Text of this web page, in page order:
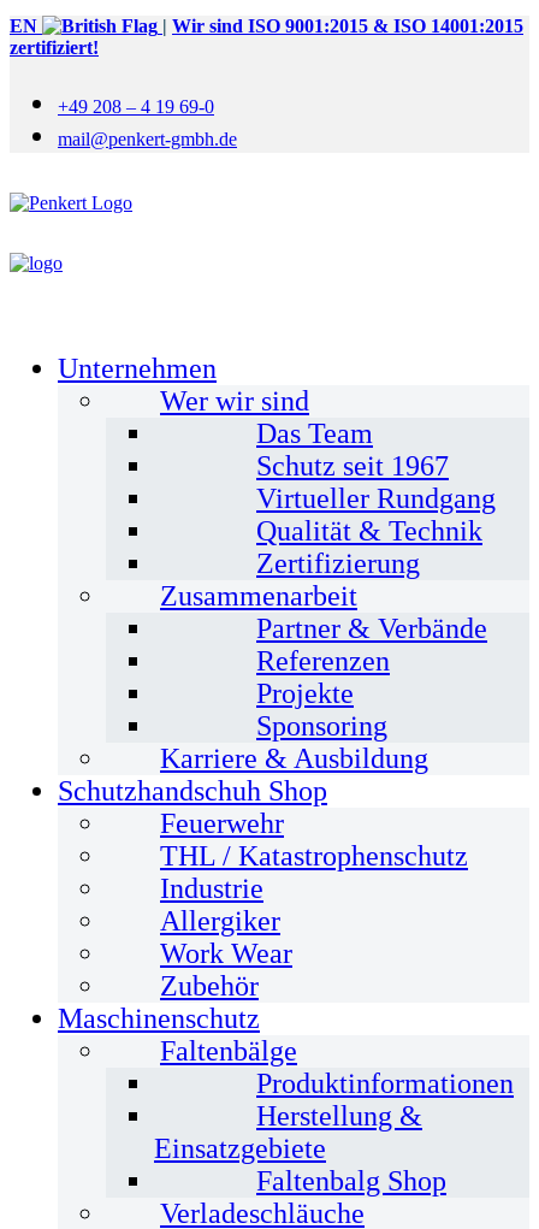
EN | Wir sind ISO 9001:2015 & ISO 14001:2015
zertifiziert!
+49 208 – 4 19 69-0
mail@penkert-gmbh.de
Unternehmen
Wer wir sind
Das Team
Schutz seit 1967
Virtueller Rundgang
Qualität & Technik
Zertifizierung
Zusammenarbeit
Partner & Verbände
Referenzen
Projekte
Sponsoring
Karriere & Ausbildung
Schutzhandschuh Shop
Feuerwehr
THL / Katastrophenschutz
Industrie
Allergiker
Work Wear
Zubehör
Maschinenschutz
Faltenbälge
Produktinformationen
Herstellung &
Einsatzgebiete
Faltenbalg Shop
Verladeschläuche